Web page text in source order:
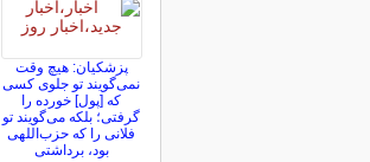
پزشکیان: هیچ وقت
نمی‌گویند تو جلوی کسی
که [پول] خورده را
گرفتی؛ بلکه می‌گویند تو
فلانی را که حزب‌اللهی
بود، برداشتی